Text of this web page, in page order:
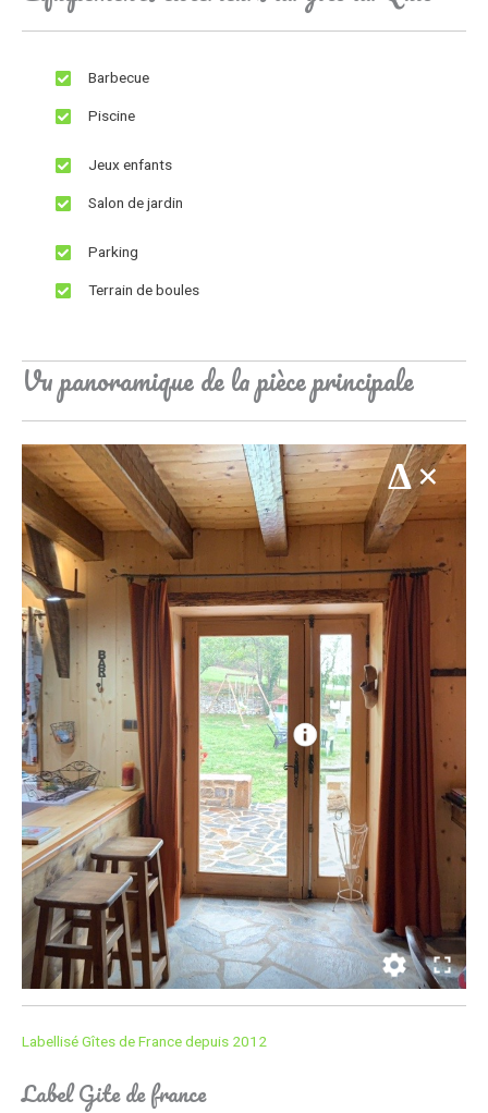
Barbecue
Piscine
Jeux enfants
Salon de jardin
Parking
Terrain de boules
Vu panoramique de la pièce principale
Labellisé Gîtes de France depuis 2012
Label Gite de france